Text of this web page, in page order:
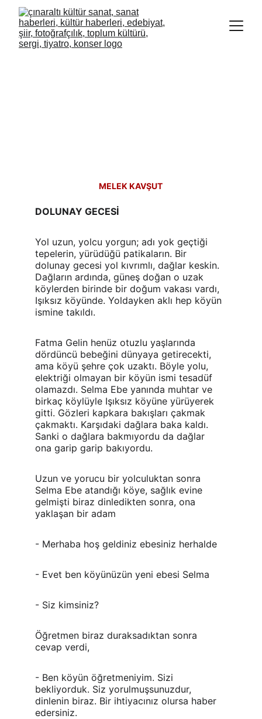
MELEK KAVŞUT
DOLUNAY GECESİ
Yol uzun, yolcu yorgun; adı yok geçtiği
tepelerin, yürüdüğü patikaların. Bir
dolunay gecesi yol kıvrımlı, dağlar keskin.
Dağların ardında, güneş doğan o uzak
köylerden birinde bir doğum vakası vardı,
Işıksız köyünde. Yoldayken aklı hep köyün
ismine takıldı.
Fatma Gelin henüz otuzlu yaşlarında
dördüncü bebeğini dünyaya getirecekti,
ama köyü şehre çok uzaktı. Böyle yolu,
elektriği olmayan bir köyün ismi tesadüf
olamazdı. Selma Ebe yanında muhtar ve
birkaç köylüyle Işıksız köyüne yürüyerek
gitti. Gözleri kapkara bakışları çakmak
çakmaktı. Karşıdaki dağlara baka kaldı.
Sanki o dağlara bakmıyordu da dağlar
ona garip garip bakıyordu.
Uzun ve yorucu bir yolculuktan sonra
Selma Ebe atandığı köye, sağlık evine
gelmişti biraz dinledikten sonra, ona
yaklaşan bir adam
- Merhaba hoş geldiniz ebesiniz herhalde
- Evet ben köyünüzün yeni ebesi Selma
- Siz kimsiniz?
Öğretmen biraz duraksadıktan sonra
cevap verdi,
- Ben köyün öğretmeniyim. Sizi
bekliyorduk. Siz yorulmuşsunuzdur,
dinlenin biraz. Bir ihtiyacınız olursa haber
edersiniz.